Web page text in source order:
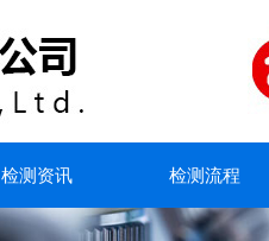
检测资讯 检测流程